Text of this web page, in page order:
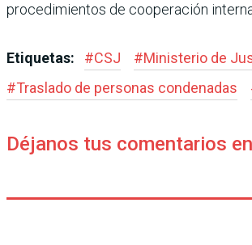
procedimientos de cooperación
Etiquetas: #CSJ #Ministerio de
#Traslado de personas condenadas
Déjanos tus comentarios